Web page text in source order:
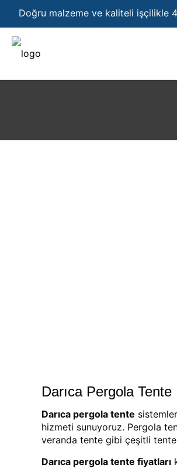
Doğru malzeme ve kaliteli işçilikle
Darıca Pergola Tente
Darıca pergola tente
hizmeti sunuyoruz. Pergola
veranda tente gibi çeşitli
Darıca pergola tente fiyatları